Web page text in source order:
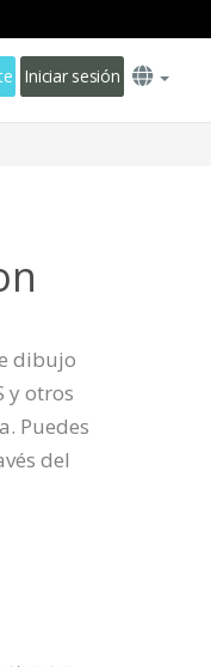
Iniciar sesión
dibujo
y otros
Puedes
del